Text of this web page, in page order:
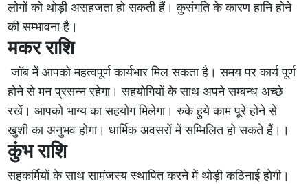
लोगों को थोड़ी असहजता हो सकती हैं। कुसंगति के कारण हानि होने
की सम्भावना है।
मकर राशि
जॉब में आपको महत्वपूर्ण कार्यभार मिल सकता है। समय पर कार्य पूर्ण
होने से मन प्रसन्न रहेगा। सहयोगियों के साथ अपने सम्बन्ध अच्छे
रखें। आपको भाग्य का सहयोग मिलेगा। रुके हुये काम पूरे होने से
खुशी का अनुभव होगा। धार्मिक अवसरों में सम्मिलित हो सकते हैं।।
कुंभ राशि
सहकर्मियों के साथ सामंजस्य स्थापित करने में थोड़ी कठिनाई होगी।